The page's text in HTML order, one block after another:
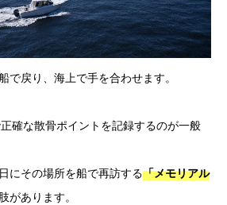
で戻り、海上で手を合わせます。
確な散骨ポイントを記録するのが一般
にその場所を船で再訪する「メモリアル
があります。